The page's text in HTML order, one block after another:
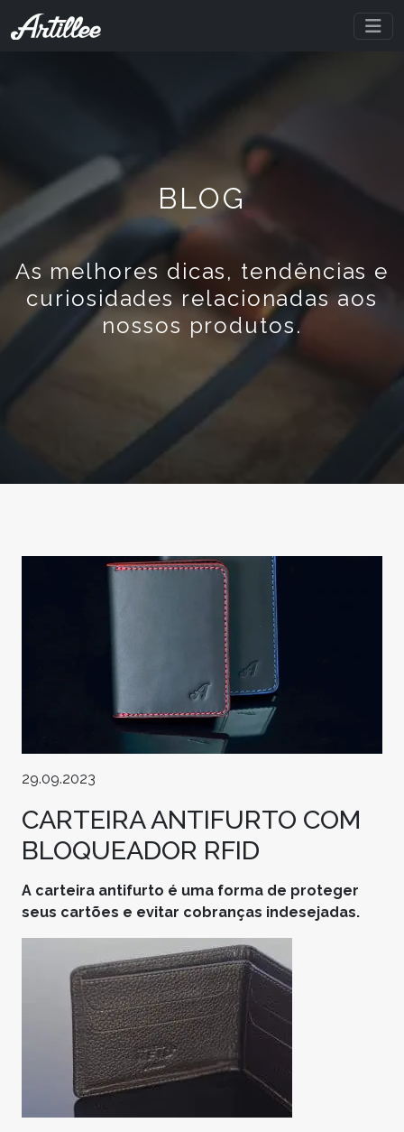
BLOG
As melhores dicas, tendências e
curiosidades relacionadas aos
nossos produtos.
29.09.2023
CARTEIRA ANTIFURTO COM
BLOQUEADOR RFID
A carteira antifurto é uma forma de proteger
seus cartões e evitar cobranças indesejadas.